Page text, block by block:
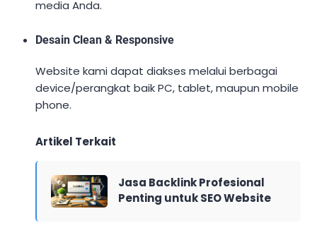
media Anda.
Desain Clean & Responsive
Website kami dapat diakses melalui berbagai
device/perangkat baik PC, tablet, maupun mobile
phone.
Artikel Terkait
Jasa Backlink Profesional
Penting untuk SEO Website